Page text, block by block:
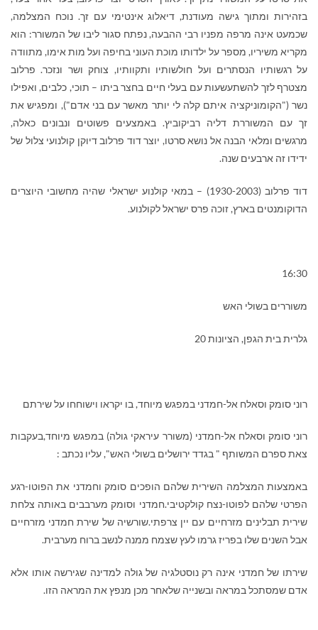
בזהירות ומתוך גישה מעודנת, דיאלוג אינטימי עם זך. נוכח המצלמה,
שכמעט אינה מרפה מפניו רבי ההבעה, נפתח סגור ליבו של המשורר: הוא
מקריא משיריו, מספר על ילדותו מוכת העוני בחיפה ועל מות אימו, מתוודה
על רגשותיו הנסתרים ועל חולשותיו ותקוותיו, צוחק ושר ונזכר. פרלוב
מצטרף לזך להשתעשעות עם בעלי חיים בחצר ביתו – תוכי, כלבים, ואפילו
נשר ("הקומוניקציה איתם קלה לי יותר מאשר עם בני אדם"), ומפגיש את
זך עם המשוררת דליה רביקוביץ. באמצעים פשוטים ונבונים כאלה,
מרגשים ומלאי הבנה אל נושא סרטו, יוצר דוד פרלוב דיוקן קולנועי צלול של
ידידו זה ארבעים שנה.
דוד פרלוב (1930-2003) – במאי קולנוע ישראלי שהיה מחשובי היוצרים
הדוקומנטים בארץ, זוכה פרס ישראל לקולנוע.
16:30
משוררים בשולי האש
גלרית בית הגפן, הציונות 20
רוני סומק וסאלח אל-חמדני במפגש מיוחד, בו יקראו וישוחחו על שירתם
רוני סומק וסאלח אל-חמדני (משורר עיראקי גולה) במפגש מיוחד,בעקבות
צאת ספרם המשותף " בגדד ירושלים בשולי האש", עליו נכתב :
באמצעות המצלמה השירית שלהם הופכים סומק וחמדני את הפוטו-רגע
הפרטי שלהם לפוטו-נצח קולקטיבי.חמדני וסומק מערבבים באותה צלחת
שירית תבלינים מזרחיים עם יין צרפתי.שורשיה של שירת חמדני מזרחיים
אבל השנים שלו בפריז גרמו לעץ שצמח ממנה לנשב ברוח מערבית.
שירתו של חמדני אינה רק נוסטלגיה של גולה למדינה שגירשה אותו אלא
אדם שמסתכל במראה ובשנייה שלאחר מכן מנפץ את המראה הזו.